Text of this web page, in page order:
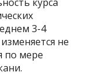
3-4
не
по мере